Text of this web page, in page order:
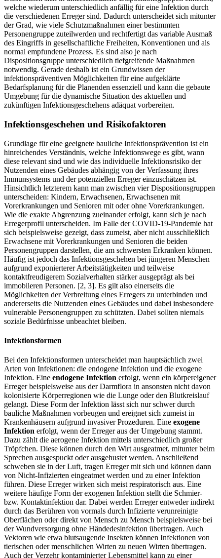
welche wiederum unterschiedlich anfällig für eine Infektion durch
die verschiedenen Erreger sind. Dadurch unterscheidet sich mitunter
der Grad, wie viele Schutzmaßnahmen einer bestimmten
Personengruppe zuteilwerden und rechtfertigt das variable Ausmaß
des Eingriffs in gesellschaftliche Freiheiten, Konventionen und als
normal empfundene Prozess. Es sind also je nach
Dispositionsgruppe unterschiedlich tiefgreifende Maßnahmen
notwendig. Gerade deshalb ist ein Grundwissen der
infektionspräventiven Möglichkeiten für eine aufgeklärte
Bedarfsplanung für die Planenden essenziell und kann die gebaute
Umgebung für die dynamische Situation des aktuellen und
zukünftigen Infektionsgeschehens adäquat vorbereiten.
Infektionsgeschehen und Risikofaktoren
Grundlage für eine geeignete bauliche Infektionsprävention ist ein
hinreichendes Verständnis, welche Infektionswege es gibt, wann
diese relevant sind und wie das individuelle Infektionsrisiko der
Nutzenden eines Gebäudes abhängig von der Verfassung ihres
Immunsystems und der potenziellen Erreger einzuschätzen ist.
Hinsichtlich letzterem kann man zwischen vier Dispositionsgruppen
unterscheiden: Kindern, Erwachsenen, Erwachsenen mit
Vorerkrankungen und Senioren mit oder ohne Vorerkrankungen.
Wie die exakte Abgrenzung zueinander erfolgt, kann sich je nach
Erregerprofil unterscheiden. Im Falle der COVID-19-Pandemie hat
sich beispielsweise gezeigt, dass zumeist, aber nicht ausschließlich
Erwachsene mit Vorerkrankungen und Senioren die beiden
Personengruppen darstellen, die am schwersten Erkranken können.
Häufig ist jedoch das Infektionsgeschehen bei jüngeren Menschen
aufgrund exponierterer Arbeitstätigkeiten und teilweise
kontaktfreudigerem Sozialverhalten stärker ausgeprägt als bei
immobileren Personen. [2, 3]. Es gilt also einerseits die
Möglichkeiten der Verbreitung eines Erregers zu unterbinden und
andererseits die Nutzenden eines Gebäudes und dabei insbesondere
vulnerable Personengruppen zu schützten. Dabei sollten niemals
soziale Bedürfnisse unbeachtet bleiben.
Infektionsformen
Bei den Infektionsformen unterscheidet man hauptsächlich zwei
Arten von Infektionen: die endogene Infektion und die exogene
Infektion. Eine endogene Infektion erfolgt, wenn ein körpereigener
Erreger beispielsweise aus der Darmflora in ansonsten nicht davon
kolonisierte Körperregionen wie die Lunge oder den Blutkreislauf
gelangt. Diese Form der Infektion lässt sich nur schwer durch
bauliche Maßnahmen vorbeugen und ereignet sich zumeist in
Krankenhäusern aufgrund invasiver Prozeduren. Eine exogene
Infektion erfolgt, wenn der Erreger aus der Umgebung stammt.
Dazu zählt die aerogene Infektion mittels unterschiedlich großer
Tröpfchen. Diese können durch den Wirt ausgeatmet, mitunter beim
Sprechen ausgespuckt oder ausgehustet werden. Anschließend
schweben sie in der Luft, tragen Erreger mit sich und können dann
von Nicht-Infizierten eingeatmet werden und zu einer Infektion
führen. Diese Erreger wirken sich meist respiratorisch aus. Eine
weitere häufige Form der exogenen Infektion stellt die Schmier-
bzw. Kontaktinfektion dar. Dabei werden Erreger entweder indirekt
durch das Berühren von vormals durch Infizierte verunreinigte
Oberflächen oder direkt von Mensch zu Mensch beispielsweise bei
der Wundversorgung ohne Händedesinfektion übertragen. Auch
Vektoren wie etwa blutsaugende Insekten können Infektionen von
tierischen oder menschlichen Wirten zu neuen Wirten übertragen.
Auch der Verzehr kontaminierter Lebensmittel kann zu einer